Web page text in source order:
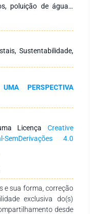
poluição de águas,
da biodiversidade,
fator gerador do
se buscar e
sustentáveis na
necessidade de
na produção
redução dos
de produção e
O trabalho é uma
sustentável,
dos quais 47
com informações
abrangendo o
Esta pesquisa
como resultado que,
uma agricultura
agricultura
Sustentabilidade,
PERSPECTIVA
Licença Creative
SemDerivações 4.0
e sua forma, correção
exclusiva do(s)
desde